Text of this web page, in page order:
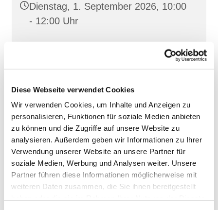
Diese Webseite verwendet Cookies
Wir verwenden Cookies, um Inhalte und Anzeigen zu
personalisieren, Funktionen für soziale Medien anbieten
zu können und die Zugriffe auf unsere Website zu
analysieren. Außerdem geben wir Informationen zu Ihrer
Verwendung unserer Website an unsere Partner für
soziale Medien, Werbung und Analysen weiter. Unsere
Partner führen diese Informationen möglicherweise mit
weiteren Daten zusammen, die Sie ihnen bereitgestellt
Dienstag, 1. September 2026, 10:00
- 12:00 Uhr
Klüschenberg, Katholischer Berg,